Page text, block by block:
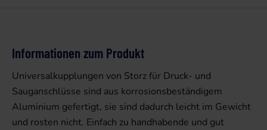
Informationen zum Produkt
Universalkupplungen von Storz für Druck- und
Sauganschlüsse sind aus korrosionsbeständigem
Aluminium gefertigt, sie sind dadurch leicht im Gewicht
und rosten nicht. Einfach zu handhabende und gut